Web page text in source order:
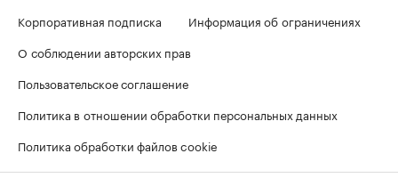
Корпоративная подписка
Информация об ограничениях
О соблюдении авторских прав
Пользовательское соглашение
Политика в отношении обработки персональных данных
Политика обработки файлов cookie